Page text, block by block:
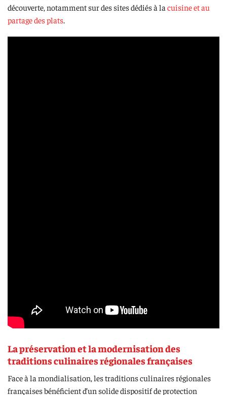
découverte, notamment sur des sites dédiés à la cuisine et au
partage des plats
La préservation et la modernisation des
traditions culinaires régionales françaises
Face à la mondialisation, les traditions culinaires régionales
françaises bénéficient d’un solide dispositif de protection